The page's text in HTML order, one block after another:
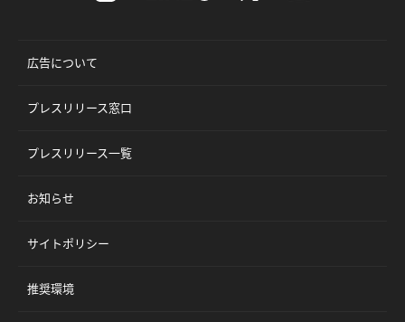
広告について
プレスリリース窓口
プレスリリース一覧
お知らせ
サイトポリシー
推奨環境